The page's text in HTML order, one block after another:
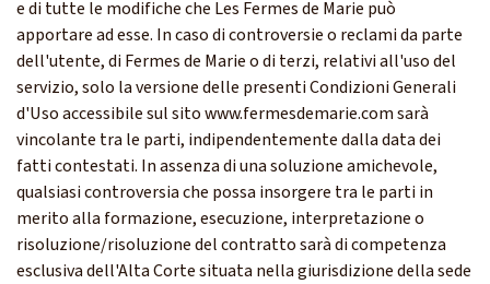
e di tutte le modifiche che Les Fermes de Marie può
apportare ad esse. In caso di controversie o reclami da parte
dell'utente, di Fermes de Marie o di terzi, relativi all'uso del
servizio, solo la versione delle presenti Condizioni Generali
d'Uso accessibile sul sito www.fermesdemarie.com sarà
vincolante tra le parti, indipendentemente dalla data dei
fatti contestati. In assenza di una soluzione amichevole,
qualsiasi controversia che possa insorgere tra le parti in
merito alla formazione, esecuzione, interpretazione o
risoluzione/risoluzione del contratto sarà di competenza
esclusiva dell'Alta Corte situata nella giurisdizione della sede